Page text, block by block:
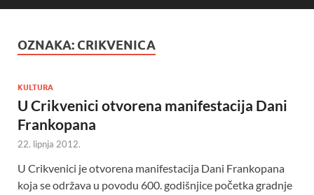
OZNAKA: CRIKVENICA
KULTURA
U Crikvenici otvorena manifestacija Dani
Frankopana
22. lipnja 2012.
U Crikvenici je otvorena manifestacija Dani Frankopana
koja se održava u povodu 600. godišnjice početka gradnje